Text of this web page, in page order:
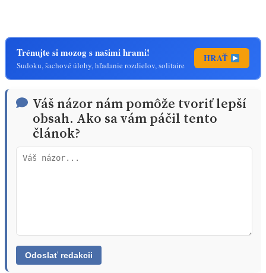
Trénujte si mozog s našimi hrami!
Sudoku, šachové úlohy, hľadanie rozdielov, solitaire
HRAŤ
Váš názor nám pomôže tvoriť lepší
obsah. Ako sa vám páčil tento
článok?